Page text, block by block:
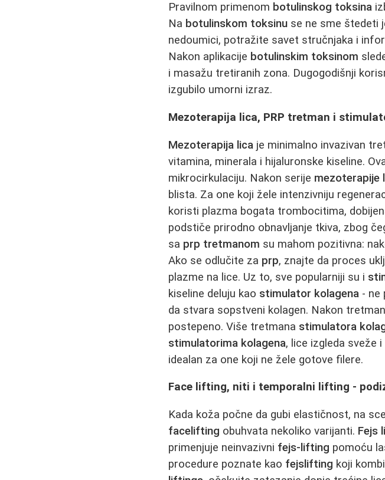
Pravilnom primenom botulinskog toksina
Na botulinskom toksinu se ne sme štedeti
nedoumici, potražite savet stručnjaka i
Nakon aplikacije botulinskim toksinom
i masažu tretiranih zona. Dugogodišnji
izgubilo umorni izraz.
Mezoterapija lica, PRP tretman i
Mezoterapija lica je minimalno invazivan
vitamina, minerala i hijaluronske kiseline.
mikrocirkulaciju. Nakon serije mezoterapije
blista. Za one koji žele intenzivniju
koristi plazma bogata trombocitima,
podstiče prirodno obnavljanje tkiva, zbog
sa prp tretmanom su mahom pozitivna:
Ako se odlučite za prp, znajte da proces
plazme na lice. Uz to, sve popularniji su i
kiseline deluju kao stimulator kolagena - ne
da stvara sopstveni kolagen. Nakon
postepeno. Više tretmana stimulatora
stimulatorima kolagena, lice izgleda sveže
idealan za one koji ne žele gotove filere.
Face lifting, niti i temporalni lifting -
Kada koža počne da gubi elastičnost, na
facelifting obuhvata nekoliko varijanti. Fejs
primenjuje neinvazivni fejs-lifting pomoću
procedure poznate kao fejslifting koji